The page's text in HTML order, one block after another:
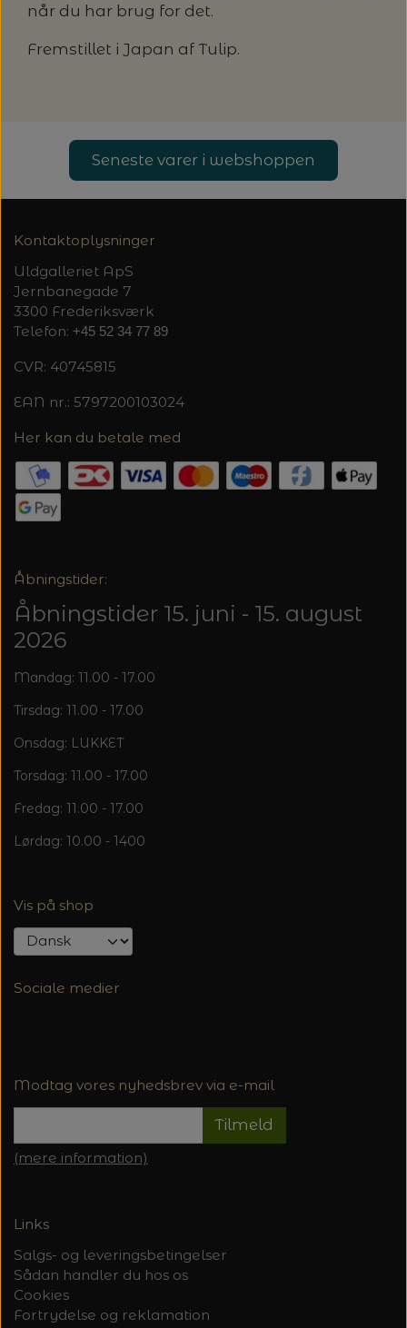
når du har brug for det.
Fremstillet i Japan af Tulip.
Seneste varer i webshoppen
Kontaktoplysninger
Uldgalleriet ApS
Jernbanegade 7
3300 Frederiksværk
Telefon: +45 52 34 77 89
CVR: 40745815
EAN nr.: 5797200103024
Her kan du betale med
Åbningstider:
Åbningstider 15. juni - 15. august
2026
Mandag: 11.00 - 17.00
Tirsdag: 11.00 - 17.00
Onsdag: LUKKET
Torsdag: 11.00 - 17.00
Fredag: 11.00 - 17.00
Lørdag: 10.00 - 1400
Vis på shop
Sociale medier
Modtag vores nyhedsbrev via e-mail
Tilmeld
(mere information)
Links
Salgs- og leveringsbetingelser
Sådan handler du hos os
Cookies
Fortrydelse og reklamation